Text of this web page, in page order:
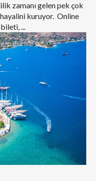
zamanı gelen pek çok
kuruyor. Online
...